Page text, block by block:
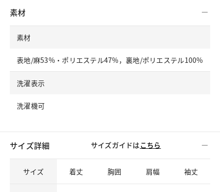
素材
素材
表地/麻53%・ポリエステル47%，裏地/ポリエステル100%
洗濯表示
洗濯機可
サイズ詳細 サイズガイドはこちら
サイズ 着丈 胸囲 肩幅 袖丈